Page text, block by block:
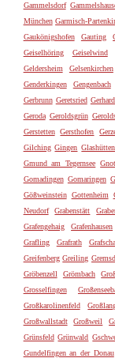
Gammelsdorf
München Garmisch-
Gaukönigshofen
Gauting
Geiselhöring
Geiselwind
Geldersheim
Gelsenkirchen
Genderkingen
Gengenbach
Gerbrunn Geretsried
Geroda Geroldsgrün
Gerstetten
Gersthofen
Gilching Gingen Glashütten
Gmund am Tegernsee
Gomadingen Gomaringen
Gößweinstein Gottenheim
Neudorf
Grabenstätt
Grafengehaig
Grafenhausen
Grafling
Grafrath
Greifenberg Greiling
Gröbenzell
Grömbach
Grosselfingen
Großkarolinenfeld
Großwallstadt
Großweil
Grünsfeld Grünwald
Gundelfingen an der Donau